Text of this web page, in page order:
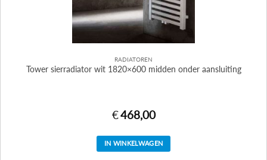
RADIATOREN
Tower sierradiator wit 1820×600 midden onder aansluiting
€468,00
IN WINKELWAGEN